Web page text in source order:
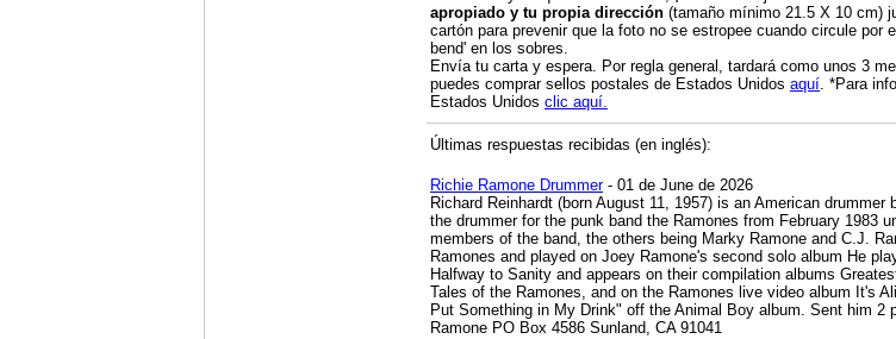
apropiado y tu propia dirección (tamaño mínimo 21.5 X 10 cm)
cartón para prevenir que la foto no se estropee cuando circule
bend' en los sobres.
Envía tu carta y espera. Por regla general, tardará como unos 3
puedes comprar sellos postales de Estados Unidos aquí . *Para
Estados Unidos clic aquí.
Últimas respuestas recibidas (en inglés):
Richie Ramone Drummer- 01 de June de 2026
Richard Reinhardt (born August 11, 1957) is an American
the drummer for the punk band the Ramones from February 1983
members of the band, the others being Marky Ramone and C.J.
Ramones and played on Joey Ramone's second solo album He
Halfway to Sanity and appears on their compilation albums
Tales of the Ramones, and on the Ramones live video album It's
Put Something in My Drink" off the Animal Boy album. Sent him
Ramone PO Box 4586 Sunland, CA 91041